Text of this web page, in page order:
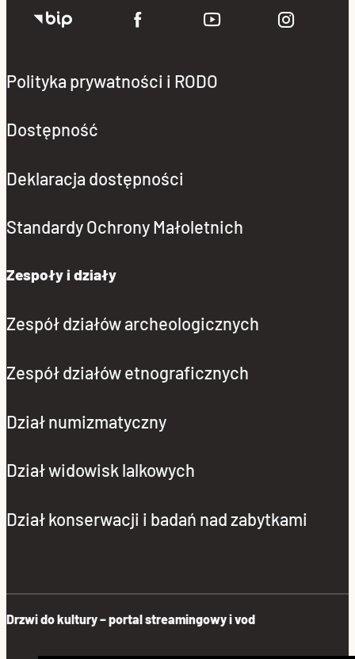
Polityka prywatności i RODO
Dostępność
Deklaracja dostępności
Standardy Ochrony Małoletnich
Zespoły i działy
Zespół działów archeologicznych
Zespół działów etnograficznych
Dział numizmatyczny
Dział widowisk lalkowych
Dział konserwacji i badań nad zabytkami
Drzwi do kultury – portal streamingowy i vod